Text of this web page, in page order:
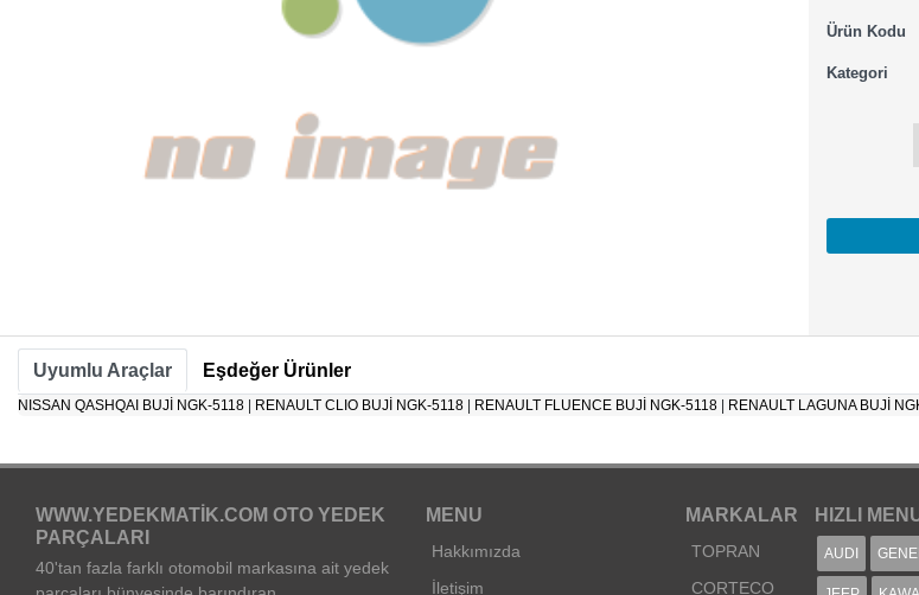
Ürün Kodu
Kategori
Uyumlu Araçlar Eşdeğer Ürünler
NISSAN QASHQAI BUJİ NGK-5118 RENAULT CLIO BUJİ NGK-5118 RENAULT FLUENCE BUJİ NGK-5118 RENAULT LAGUNA BUJİ
WWW.YEDEKMATIK.COM OTO YEDEK
PARÇALARI
40'tan fazla farklı otomobil markasına ait yedek
MENU
Hakkımızda
İletişim
MARKALAR
TOPRAN
CORTECO
HIZLI
AUDI